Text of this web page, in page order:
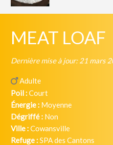
MEAT LOAF
Dernière mise à jour: 21 mars
Adulte
Poil :Court
Énergie : Moyenne
Dégriffé : Non
Ville :Cowansville
Refuge :SPA des Cantons